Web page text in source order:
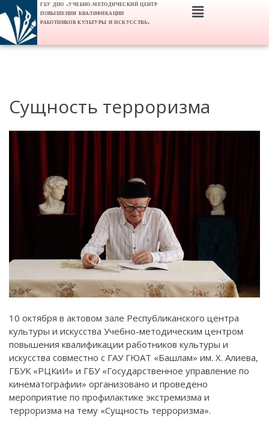
ГБУ ДПО «УЧЕБНО-МЕТОДИЧЕСКИЙ ЦЕНТР
ПОВЫШЕНИЯ КВАЛИФИКАЦИИ
РАБОТНИКОВ КУЛЬТУРЫ И ИСКУССТВА»
Сущность терроризма
10 октября в актовом зале Республиканского центра
культуры и искусства Учебно-методическим центром
повышения квалификации работников культуры и
искусства совместно с ГАУ ГЮАТ «Башлам» им. Х. Алиева,
ГБУК «РЦКиИ» и ГБУ «Государственное управление по
кинематографии» организовано и проведено
мероприятие по профилактике экстремизма и
терроризма на тему «Сущность терроризма».